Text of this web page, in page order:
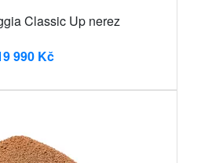
Classic Up nerez
990 Kč